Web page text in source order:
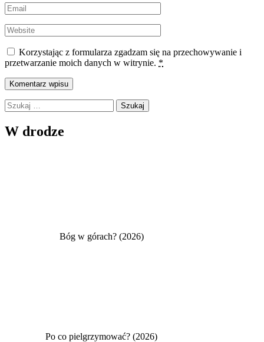
Korzystając z formularza zgadzam się na przechowywanie i
przetwarzanie moich danych w witrynie. *
Szukaj:
W drodze
Bóg w górach? (2026)
Po co pielgrzymować? (2026)